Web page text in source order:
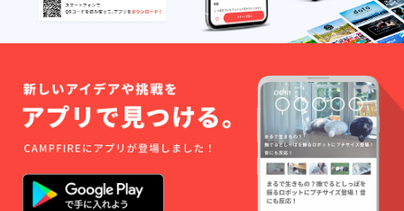
す。
おすす
めで
す。 限
赤、
橙、
黄、
緑、
青、
桃、
紫、
白、黒
の９種
青、
桃、
紫、
白、黒
類のう
ち、１
種類に
つき７
枚を９
種類分
の計６
３枚で
す。 ※